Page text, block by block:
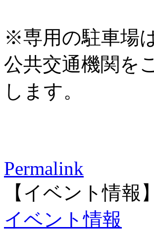
※専用の駐車場
公共交通機関を
します。
Permalink
【イベント情
イベント情報